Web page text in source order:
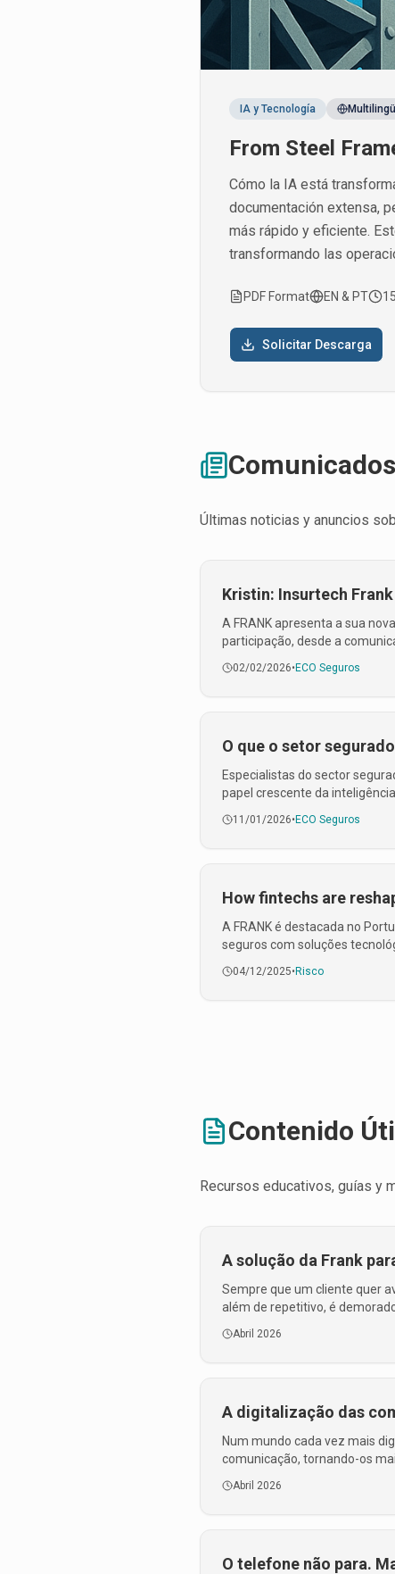
IA y Tecnología
From Steel
Cómo la IA está
documentación extensa,
más rápido y eficiente.
transformando las
PDF Format EN & PT
Solicitar Descarga
Últimas noticias y anuncios
Kristin: Insurtech
A FRANK apresenta a sua
participação, desde a
02/02/2026• ECO Seguros
O que o setor
Especialistas do sector
papel crescente da
11/01/2026• ECO Seguros
How fintechs are
A FRANK é destacada no
seguros com soluções
04/12/2025• Risco
Contenido
Recursos educativos, guías y
A solução da Frank
Sempre que um cliente quer
além de repetitivo, é
Abril 2026
A digitalização das
Num mundo cada vez mais
comunicação, tornando-os
Abril 2026
O telefone não para.